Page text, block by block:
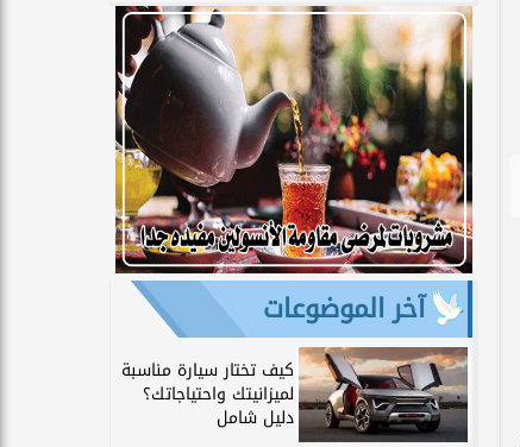
آخر الموضوعات
كيف تختار سيارة مناسبة
لميزانيتك واحتياجاتك؟
دليل شامل